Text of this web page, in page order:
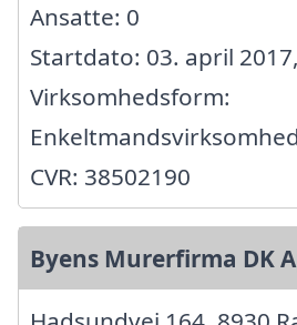
Ansatte: 0
Startdato: 03. april 2017,
Virksomhedsform:
Enkeltmandsvirksomhed
CVR: 38502190
Byens Murerfirma DK